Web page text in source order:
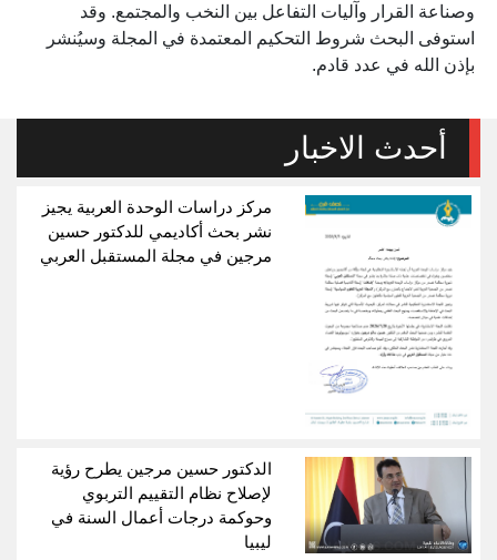
وصناعة القرار وآليات التفاعل بين النخب والمجتمع. وقد
استوفى البحث شروط التحكيم المعتمدة في المجلة وسيُنشر
بإذن الله في عدد قادم.
أحدث الاخبار
مركز دراسات الوحدة العربية يجيز
نشر بحث أكاديمي للدكتور حسين
مرجين في مجلة المستقبل العربي
الدكتور حسين مرجين يطرح رؤية
لإصلاح نظام التقييم التربوي
وحوكمة درجات أعمال السنة في
ليبيا